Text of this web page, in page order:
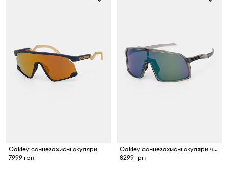
Oakley сонцезахисні окуляри
7999 грн
Oakley сонцезахисні окуляри чоловічі
8299 грн